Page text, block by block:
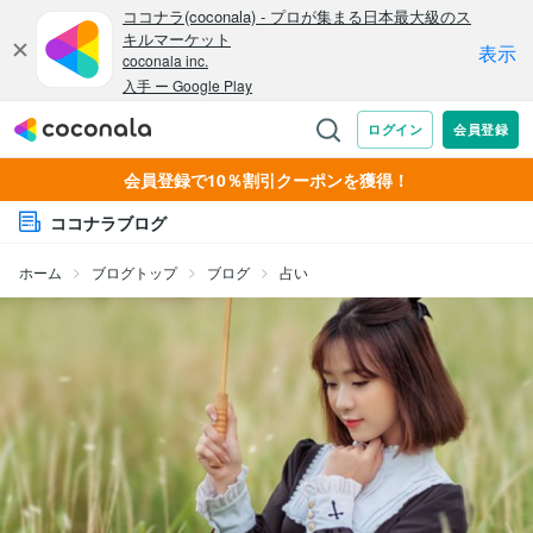
会員登録で10％割引クーポンを獲得！
ココナラブログ
ホーム ブログトップ ブログ 占い